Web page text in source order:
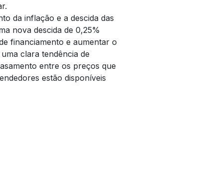
da inflação e a descida das
nova descida de 0,25%
financiamento e aumentar o
clara tendência de
entre os preços que
estão disponíveis